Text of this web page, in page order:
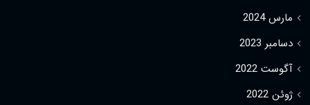
مارس 2024
دسامبر 2023
آگوست 2022
ژوئن 2022